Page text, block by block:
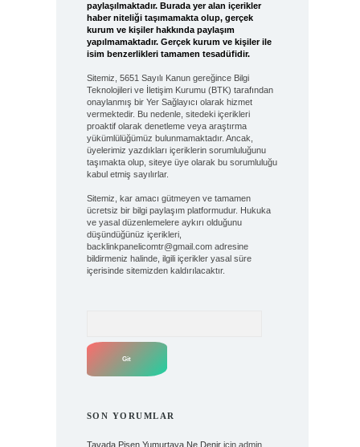
paylaşılmaktadır. Burada yer alan içerikler
haber niteliği taşımamakta olup, gerçek
kurum ve kişiler hakkında paylaşım
yapılmamaktadır. Gerçek kurum ve kişiler ile
isim benzerlikleri tamamen tesadüfidir.
Sitemiz, 5651 Sayılı Kanun gereğince Bilgi
Teknolojileri ve İletişim Kurumu (BTK) tarafından
onaylanmış bir Yer Sağlayıcı olarak hizmet
vermektedir. Bu nedenle, sitedeki içerikleri
proaktif olarak denetleme veya araştırma
yükümlülüğümüz bulunmamaktadır. Ancak,
üyelerimiz yazdıkları içeriklerin sorumluluğunu
taşımakta olup, siteye üye olarak bu sorumluluğu
kabul etmiş sayılırlar.
Sitemiz, kar amacı gütmeyen ve tamamen
ücretsiz bir bilgi paylaşım platformudur. Hukuka
ve yasal düzenlemelere aykırı olduğunu
düşündüğünüz içerikleri,
backlinkpanelicomtr@gmail.comadresine
bildirmeniz halinde, ilgili içerikler yasal süre
içerisinde sitemizden kaldırılacaktır.
SON YORUMLAR
Tavada Pişen Yumurtaya Ne Deniriçin admin